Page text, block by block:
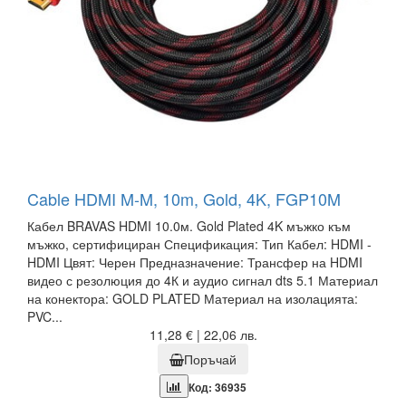
Cable HDMI M-M, 10m, Gold, 4K, FGP10M
Кабел BRAVAS HDMI 10.0м. Gold Plated 4K мъжко към
мъжко, сертифициран Спецификация: Тип Кабел: HDMI -
HDMI Цвят: Черен Предназначение: Трансфер на HDMI
видео с резолюция до 4К и аудио сигнал dts 5.1 Материал
на конектора: GOLD PLATED Материал на изолацията:
PVC...
11,28 € | 22,06 лв.
Поръчай
Код: 36935